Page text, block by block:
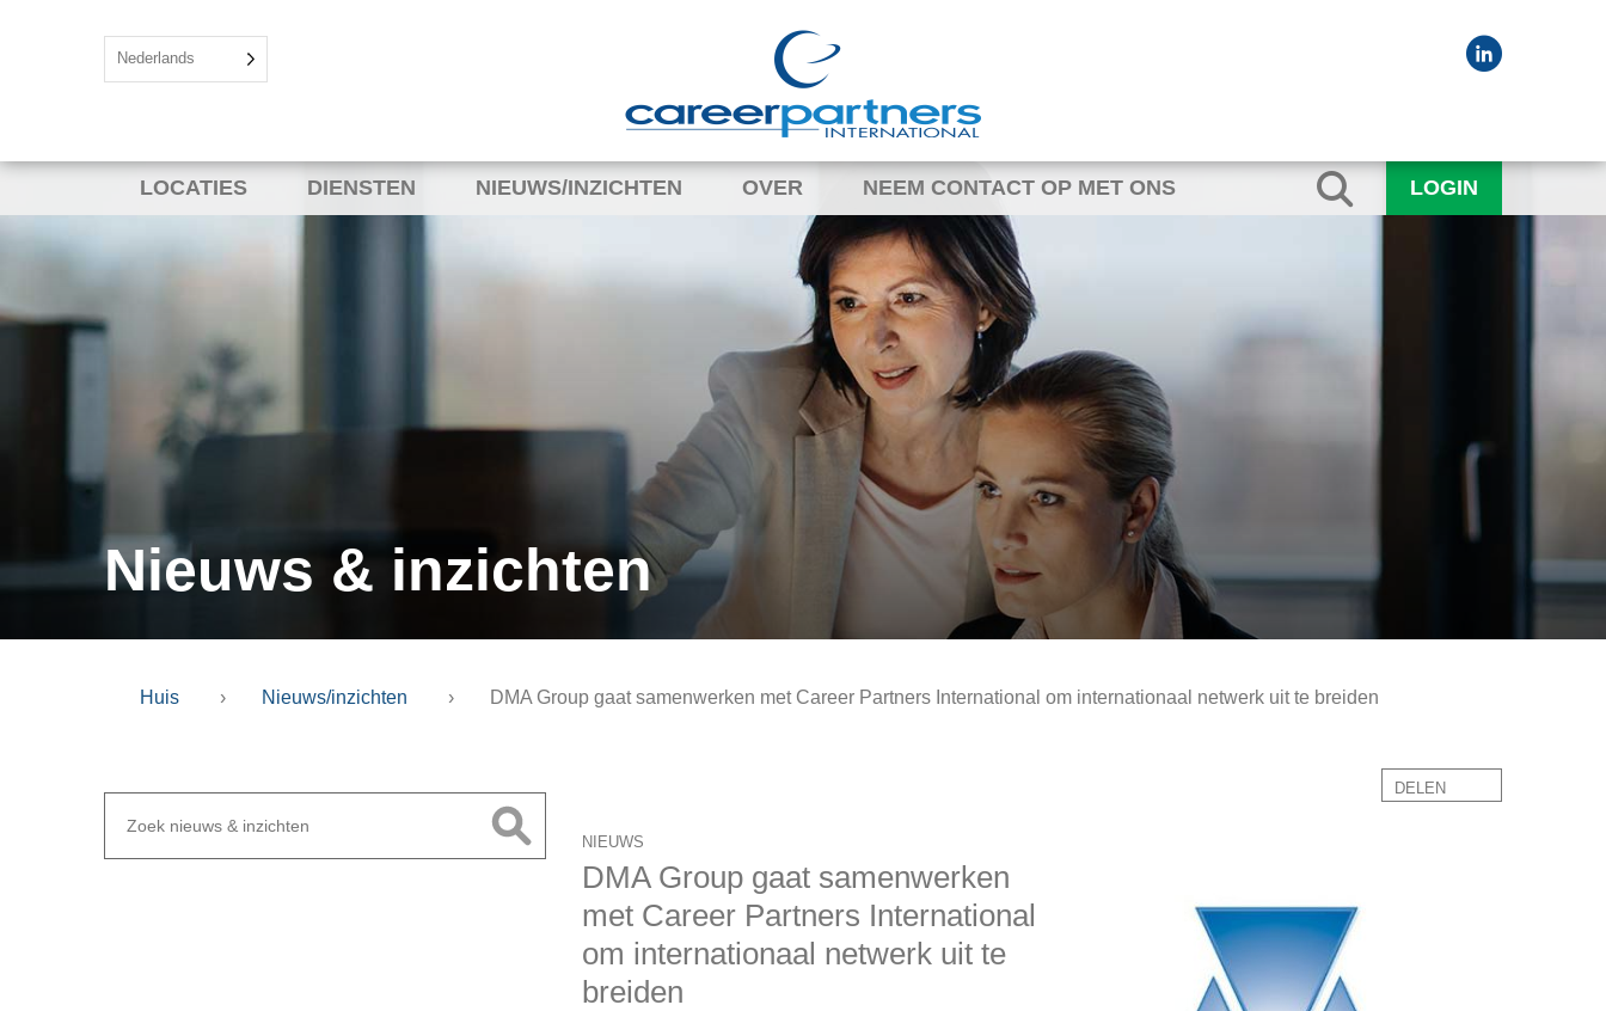
Nederlands
LOCATIES DIENSTEN NIEUWS/INZICHTEN OVER NEEM CONTACT OP MET ONS LOGIN
Nieuws & inzichten
Huis › Nieuws/inzichten › DMA Group gaat samenwerken met Career Partners International om internationaal netwerk uit te breiden
DELEN
NIEUWS
DMA Group gaat samenwerken
met Career Partners International
om internationaal netwerk uit te
breiden